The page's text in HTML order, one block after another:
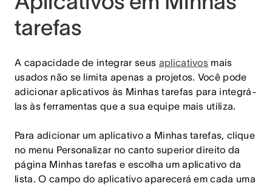
tarefas
A capacidade de integrar seus aplicativos mais
usados não se limita apenas a projetos. Você pode
adicionar aplicativos às Minhas tarefas para integrá-
las às ferramentas que a sua equipe mais utiliza.
Para adicionar um aplicativo a Minhas tarefas, clique
no menu Personalizar no canto superior direito da
página Minhas tarefas e escolha um aplicativo da
lista. O campo do aplicativo aparecerá em cada uma